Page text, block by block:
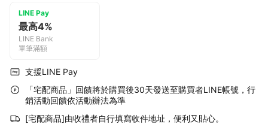
LINE Pay
最高4%
LINE Bank
單筆滿額
支援LINE Pay
「宅配商品」回饋將於購買後30天發送至購買者LINE帳號，行
銷活動回饋依活動辦法為準
[宅配商品]由收禮者自行填寫收件地址，便利又貼心。